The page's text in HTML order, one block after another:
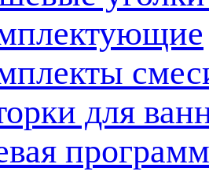
для